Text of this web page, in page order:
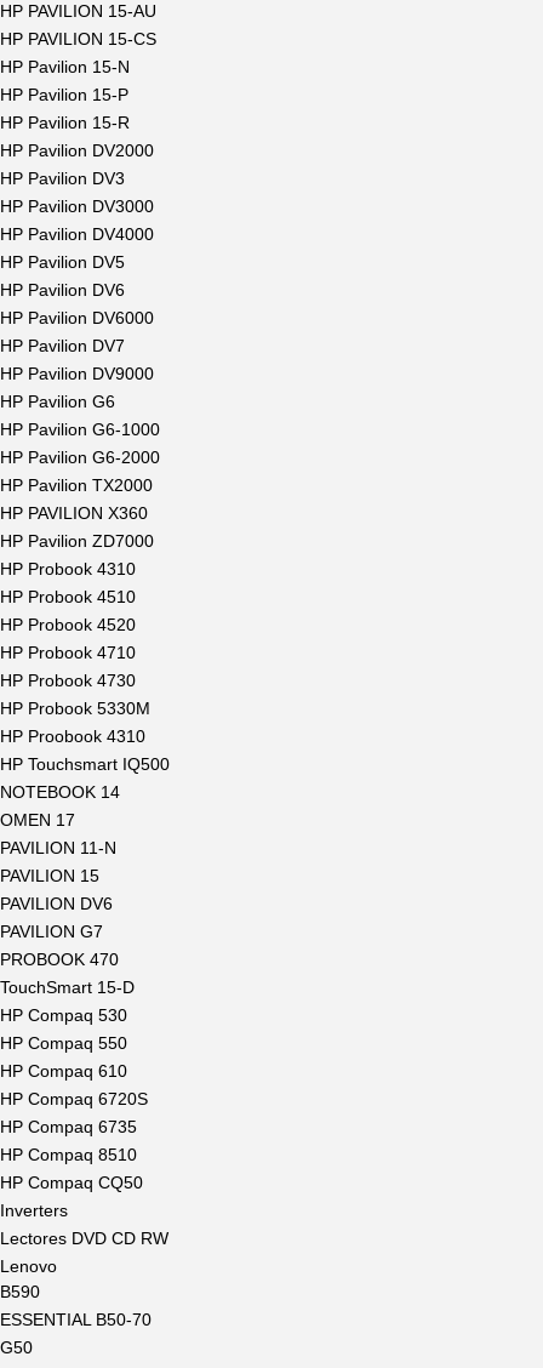
HP PAVILION 15-AU
HP PAVILION 15-CS
HP Pavilion 15-N
HP Pavilion 15-P
HP Pavilion 15-R
HP Pavilion DV2000
HP Pavilion DV3
HP Pavilion DV3000
HP Pavilion DV4000
HP Pavilion DV5
HP Pavilion DV6
HP Pavilion DV6000
HP Pavilion DV7
HP Pavilion DV9000
HP Pavilion G6
HP Pavilion G6-1000
HP Pavilion G6-2000
HP Pavilion TX2000
HP PAVILION X360
HP Pavilion ZD7000
HP Probook 4310
HP Probook 4510
HP Probook 4520
HP Probook 4710
HP Probook 4730
HP Probook 5330M
HP Proobook 4310
HP Touchsmart IQ500
NOTEBOOK 14
OMEN 17
PAVILION 11-N
PAVILION 15
PAVILION DV6
PAVILION G7
PROBOOK 470
TouchSmart 15-D
HP Compaq 530
HP Compaq 550
HP Compaq 610
HP Compaq 6720S
HP Compaq 6735
HP Compaq 8510
HP Compaq CQ50
Inverters
Lectores DVD CD RW
Lenovo
B590
ESSENTIAL B50-70
G50